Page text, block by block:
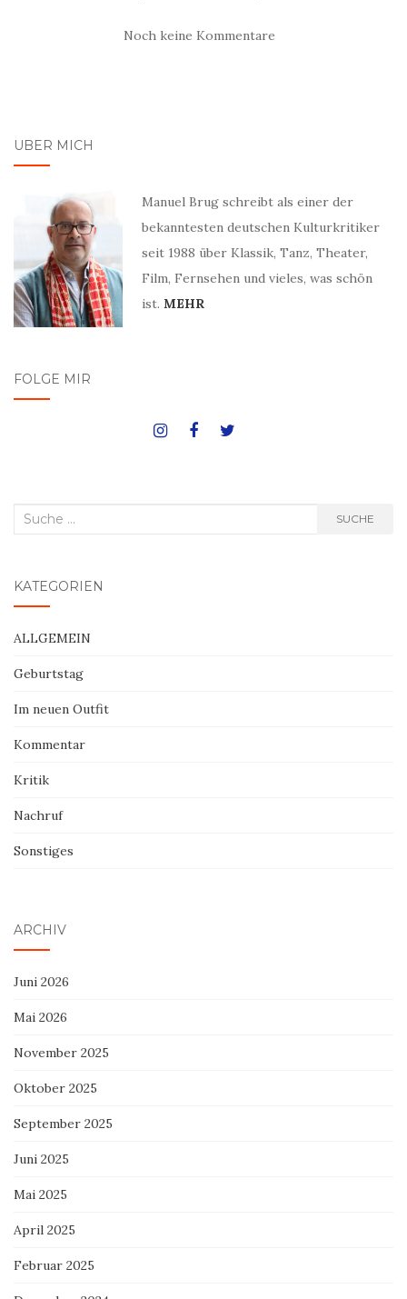
Noch keine Kommentare
ÜBER MICH
Manuel Brug schreibt als einer der
bekanntesten deutschen Kulturkritiker
seit 1988 über Klassik, Tanz, Theater,
Film, Fernsehen und vieles, was schön
ist. MEHR
FOLGE MIR
Suche
SUCHE
KATEGORIEN
ALLGEMEIN
Geburtstag
Im neuen Outfit
Kommentar
Kritik
Nachruf
Sonstiges
ARCHIV
Juni 2026
Mai 2026
November 2025
Oktober 2025
September 2025
Juni 2025
Mai 2025
April 2025
Februar 2025